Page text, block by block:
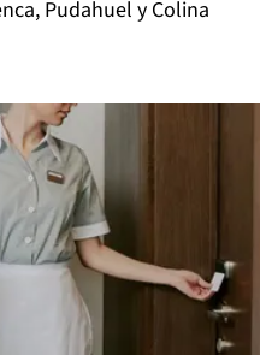
Pudahuel y Colina